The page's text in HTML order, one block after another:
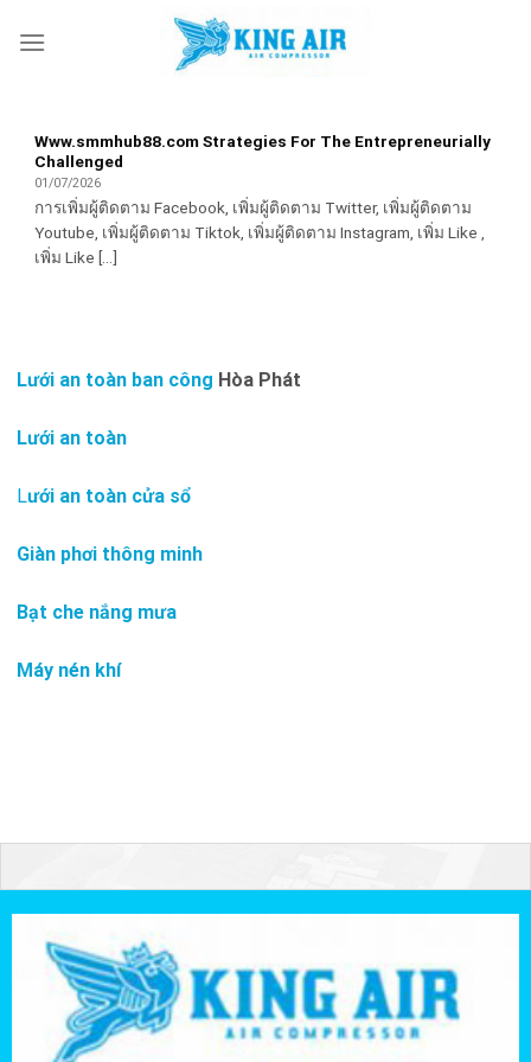
Www.smmhub88.com Strategies For The Entrepreneurially
Challenged
01/07/2026
การเพิ่มผู้ติดตาม Facebook, เพิ่มผู้ติดตาม Twitter, เพิ่มผู้ติดตาม
Youtube, เพิ่มผู้ติดตาม Tiktok, เพิ่มผู้ติดตาม Instagram, เพิ่ม Like ,
เพิ่ม Like [...]
Lưới an toàn ban công Hòa Phát
Lưới an toàn
Lưới an toàn cửa sổ
Giàn phơi thông minh
Bạt che nắng mưa
Máy nén khí